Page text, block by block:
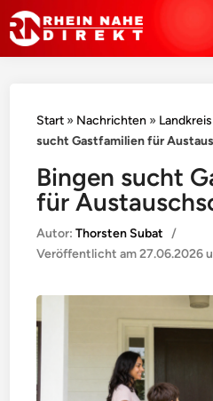
Start » Nachrichten »
sucht Gastfamilien für
Bingen sucht
für
Autor:Thorsten Subat /
Veröffentlicht am27.06.2026